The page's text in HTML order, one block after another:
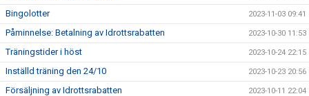
Bingolotter 2023-11-03 09:41
Påminnelse: Betalning av Idrottsrabatten 2023-10-30 11:53
Träningstider i höst 2023-10-24 22:15
Inställd träning den 24/10 2023-10-23 20:56
Försäljning av Idrottsrabatten 2023-10-11 22:04